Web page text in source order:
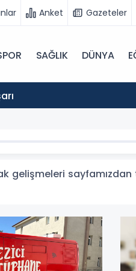
Anket Gazeteler
SAĞLIK DÜNYA
gelişmeleri